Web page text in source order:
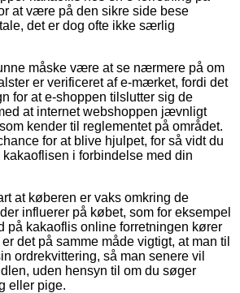
at være på den sikre side bese
det er dog ofte ikke særlig
måske være at se nærmere på om
er verificeret af e-mærket, fordi det
for at e-shoppen tilslutter sig de
at internet webshoppen jævnligt
kender til reglementet på området.
for at blive hjulpet, for så vidt du
i forbindelse med din
at køberen er vaks omkring de
influerer på købet, som for eksempel
på kakaoflis online forretningen kører
det på samme måde vigtigt, at man til
ordrekvittering, så man senere vil
uden hensyn til om du søger
eller pige.